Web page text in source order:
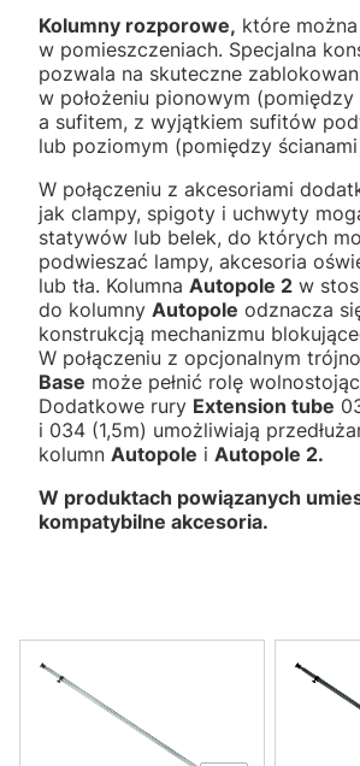
Kolumny rozporowe, które
w pomieszczeniach. Specjalna
pozwala na skuteczne
w położeniu pionowym (pomiędzy
a sufitem, z wyjątkiem sufitów
lub poziomym (pomiędzy
W połączeniu z akcesoriami
jak clampy, spigoty i uchwyty
statywów lub belek, do których
podwieszać lampy, akcesoria
lub tła. Kolumna Autopole 2 w
do kolumny Autopole odznacza
konstrukcją mechanizmu
W połączeniu z opcjonalnym
Base może pełnić rolę
Dodatkowe rury Extension tube
i 034 (1,5m) umożliwiają
kolumn Autopole i Autopole 2.
W produktach powiązanych
kompatybilne akcesoria.
Lista produktów